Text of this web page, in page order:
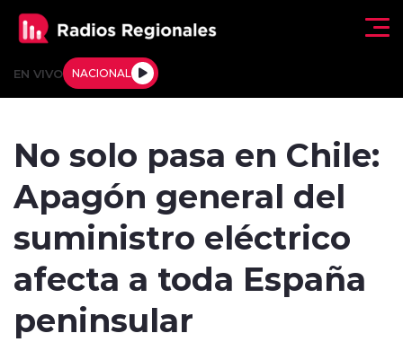
EN VIVO NACIONAL
Tendencias
Internacional
No solo pasa en Chile:
Apagón general del
suministro eléctrico
afecta a toda España
peninsular